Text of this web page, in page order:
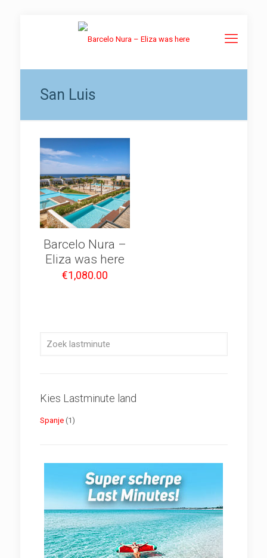
San Luis
Barcelo Nura –
Eliza was here
€1,080.00
Kies Lastminute land
Spanje (1)